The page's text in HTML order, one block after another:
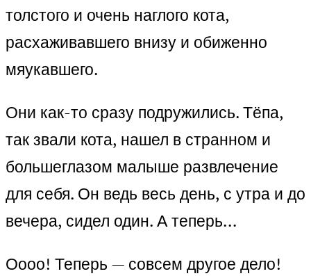
толстого и очень наглого кота,
расхаживавшего внизу и обиженно
мяукавшего.
Они как-то сразу подружились. Тёпа,
так звали кота, нашел в странном и
большеглазом малыше развлечение
для себя. Он ведь весь день, с утра и до
вечера, сидел один. А теперь…
Оооо! Теперь — совсем другое дело!